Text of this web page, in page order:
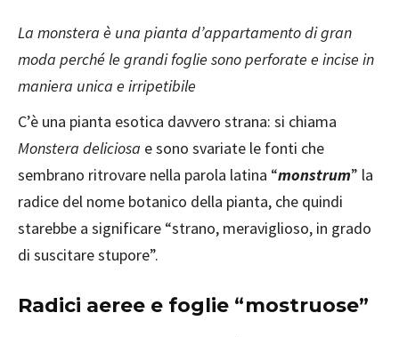
La monstera è una pianta d’appartamento di gran
moda perché le grandi foglie sono perforate e incise in
maniera unica e irripetibile
C’è una pianta esotica davvero strana: si chiama
Monstera deliciosa e sono svariate le fonti che
sembrano ritrovare nella parola latina “monstrum” la
radice del nome botanico della pianta, che quindi
starebbe a significare “strano, meraviglioso, in grado
di suscitare stupore”.
Radici aeree e foglie “mostruose”